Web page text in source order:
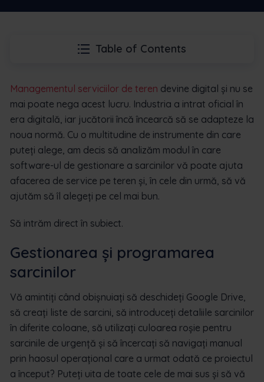
Table of Contents
Managementul serviciilor de teren devine digital și nu se
mai poate nega acest lucru. Industria a intrat oficial în
era digitală, iar jucătorii încă încearcă să se adapteze la
noua normă. Cu o multitudine de instrumente din care
puteți alege, am decis să analizăm modul în care
software-ul de gestionare a sarcinilor vă poate ajuta
afacerea de service pe teren și, în cele din urmă, să vă
ajutăm să îl alegeți pe cel mai bun.
Să intrăm direct în subiect.
Gestionarea și programarea
sarcinilor
Vă amintiți când obișnuiați să deschideți Google Drive,
să creați liste de sarcini, să introduceți detaliile sarcinilor
în diferite coloane, să utilizați culoarea roșie pentru
sarcinile de urgență și să încercați să navigați manual
prin haosul operațional care a urmat odată ce proiectul
a început? Puteți uita de toate cele de mai sus și să vă